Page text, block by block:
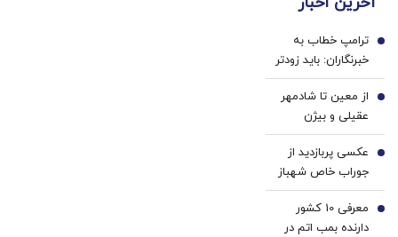
خرید40%تخفیف
پزشکی
سفید
کننده
خانگی
این
کرم
ترمیم
کننده
23
روزه
ترامپ خطاب به
خبرنگاران: باید زودتر
بروم؛ یک جنگ در
پیش داریم! + فیلم
1
از معین تا شادمهر
عقیلی و بیژن
مرتضوی/ حرف های
تازه پزشکیان درباره
بازگشت ایرانی ها
به کشور
2
عکسی پربازدید از
جوراب‌ خاص شهباز
شریف در مراسم
امضاء توافق‌ مکه
3
معرفی 10 کشور
دارنده بمب اتم در
4